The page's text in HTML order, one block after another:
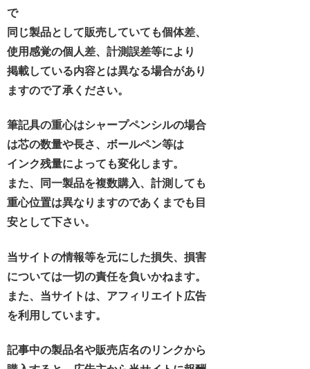
で
同じ製品として販売していても個体差、
使用感覚の個人差、計測誤差等により
掲載している内容とは異なる場合があり
ますので了承ください。
筆記具の重心はシャープペンシルの場合
は芯の数量や長さ、ボールペン等は
インク残量によっても変化します。
また、同一製品を複数購入、計測しても
重心位置は異なりますのであくまでも目
安として下さい。
当サイトの情報等を元にした損失、損害
については一切の責任を負いかねます。
また、当サイトは、アフィリエイト広告
を利用しています。
記事中の製品名や販売店名のリンクから